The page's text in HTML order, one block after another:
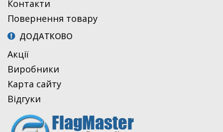
Контакти
Повернення товару
ДОДАТКОВО
Акції
Виробники
Карта сайту
Відгуки